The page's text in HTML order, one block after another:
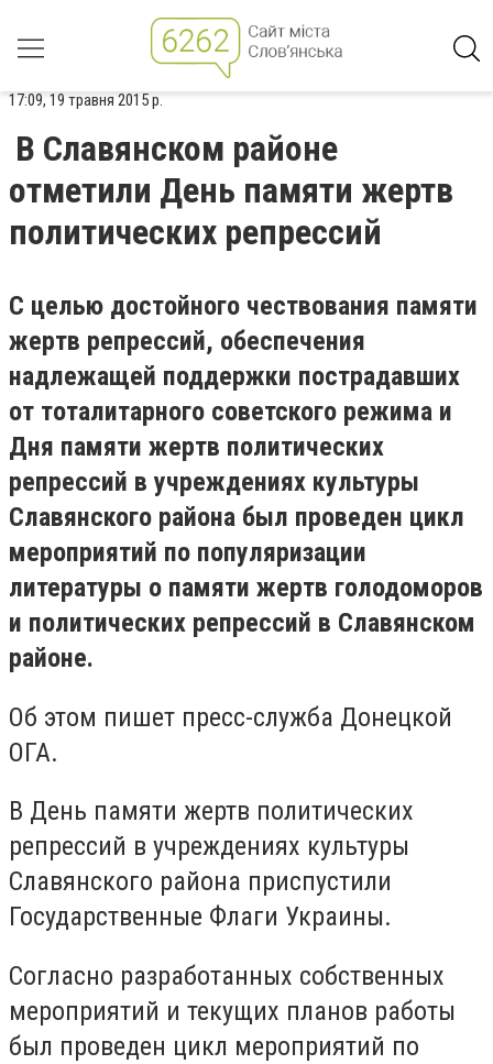
17:09, 19 травня 2015 р.
В Славянском районе
отметили День памяти жертв
политических репрессий
С целью достойного чествования памяти
жертв репрессий, обеспечения
надлежащей поддержки пострадавших
от тоталитарного советского режима и
Дня памяти жертв политических
репрессий в учреждениях культуры
Славянского района был проведен цикл
мероприятий по популяризации
литературы о памяти жертв голодоморов
и политических репрессий в Славянском
районе.
Об этом пишет пресс-служба Донецкой
ОГА.
В День памяти жертв политических
репрессий в учреждениях культуры
Славянского района приспустили
Государственные Флаги Украины.
Согласно разработанных собственных
мероприятий и текущих планов работы
был проведен цикл мероприятий по